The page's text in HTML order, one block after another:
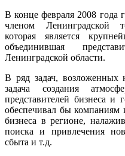
В конце февраля 2008 года
членом Ленинградской
которая является
объединившая
Ленинградской области.
В ряд задач, возложенных
задача создания
представителей бизнеса и
обеспечивал бы компаниям
бизнеса в регионе,
поиска и привлечения
сбыта и т.д.